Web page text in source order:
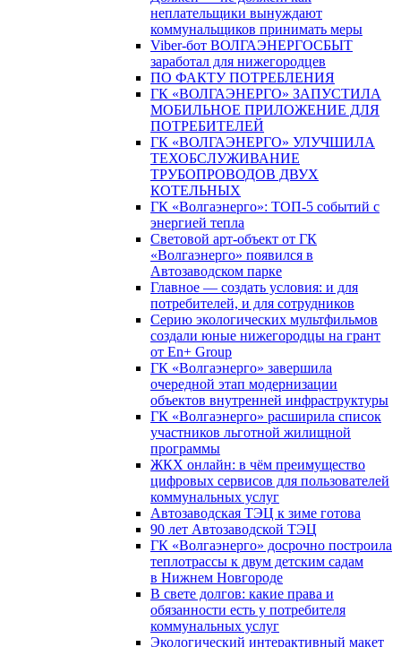
неплательщики вынуждают
коммунальщиков принимать меры
Viber-бот ВОЛГАЭНЕРГОСБЫТ
заработал для нижегородцев
ПО ФАКТУ ПОТРЕБЛЕНИЯ
ГК «ВОЛГАЭНЕРГО» ЗАПУСТИЛА
МОБИЛЬНОЕ ПРИЛОЖЕНИЕ ДЛЯ
ПОТРЕБИТЕЛЕЙ
ГК «ВОЛГАЭНЕРГО» УЛУЧШИЛА
ТЕХОБСЛУЖИВАНИЕ
ТРУБОПРОВОДОВ ДВУХ
КОТЕЛЬНЫХ
ГК «Волгаэнерго»: ТОП-5 событий с
энергией тепла
Световой арт-объект от ГК
«Волгаэнерго» появился в
Автозаводском парке
Главное — создать условия: и для
потребителей, и для сотрудников
Серию экологических мультфильмов
создали юные нижегородцы на грант
от En+ Group
ГК «Волгаэнерго» завершила
очередной этап модернизации
объектов внутренней инфраструктуры
ГК «Волгаэнерго» расширила список
участников льготной жилищной
программы
ЖКХ онлайн: в чём преимущество
цифровых сервисов для пользователей
коммунальных услуг
Автозаводская ТЭЦ к зиме готова
90 лет Автозаводской ТЭЦ
ГК «Волгаэнерго» досрочно построила
теплотрассы к двум детским садам
в Нижнем Новгороде
В свете долгов: какие права и
обязанности есть у потребителя
коммунальных услуг
Экологический интерактивный макет